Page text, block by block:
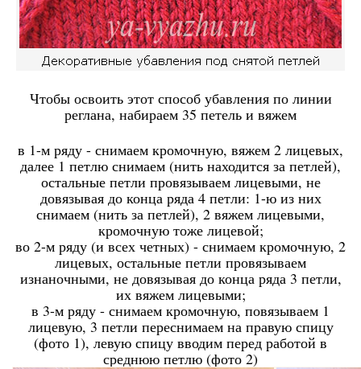
Чтобы освоить этот способ убавления по линии
реглана, набираем 35 петель и вяжем
в 1-м ряду - снимаем кромочную, вяжем 2 лицевых,
далее 1 петлю снимаем (нить находится за петлей),
остальные петли провязываем лицевыми, не
довязывая до конца ряда 4 петли: 1-ю из них
снимаем (нить за петлей), 2 вяжем лицевыми,
кромочную тоже лицевой;
во 2-м ряду (и всех четных) - снимаем кромочную, 2
лицевых, остальные петли провязываем
изнаночными, не довязывая до конца ряда 3 петли,
их вяжем лицевыми;
в 3-м ряду - снимаем кромочную, повязываем 1
лицевую, 3 петли переснимаем на правую спицу
(фото 1), левую спицу вводим перед работой в
среднюю петлю (фото 2)